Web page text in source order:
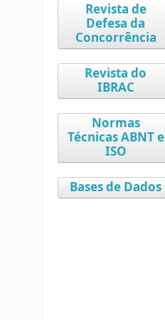
Revista de
Defesa da
Concorrência
Revista do
IBRAC
Normas
Técnicas ABNT e
ISO
Bases de Dados